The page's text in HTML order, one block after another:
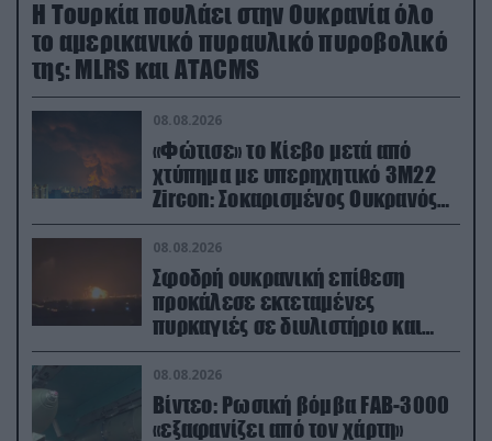
Η Τουρκία πουλάει στην Ουκρανία όλο
το αμερικανικό πυραυλικό πυροβολικό
της: MLRS και ΑΤΑCMS
08.08.2026
«Φώτισε» το Κίεβο μετά από
χτύπημα με υπερηχητικό 3M22
Zircon: Σοκαρισμένος Ουκρανός
κατέγραψε τη στιγμή (βίντεο)
08.08.2026
Σφοδρή ουκρανική επίθεση
προκάλεσε εκτεταμένες
πυρκαγιές σε διυλιστήριο και
υποδομές της ρωσικής Rosneft
(βίντεο)
08.08.2026
Βίντεο: Ρωσική βόμβα FAB-3000
«εξαφανίζει από τον χάρτη»